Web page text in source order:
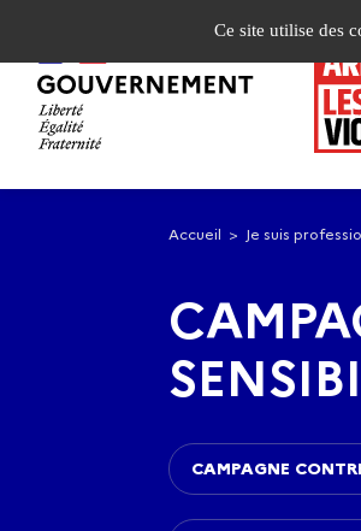
Accueil Je suis
CAMPAGNE
Ce site utilise des